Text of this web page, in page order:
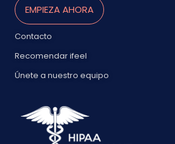
EMPIEZA AHORA
Contacto
Recomendar ifeel
Únete a nuestro equipo